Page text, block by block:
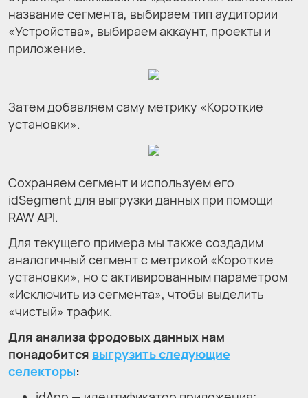
название сегмента, выбираем тип аудитории
«Устройства», выбираем аккаунт, проекты и
приложение.
Затем добавляем саму метрику «Короткие
установки».
Сохраняем сегмент и используем его
idSegment для выгрузки данных при помощи
RAW API.
Для текущего примера мы также создадим
аналогичный сегмент с метрикой «Короткие
установки», но с активированным параметром
«Исключить из сегмента», чтобы выделить
«чистый» трафик.
Для анализа фродовых данных нам
понадобится выгрузить следующие
селекторы: